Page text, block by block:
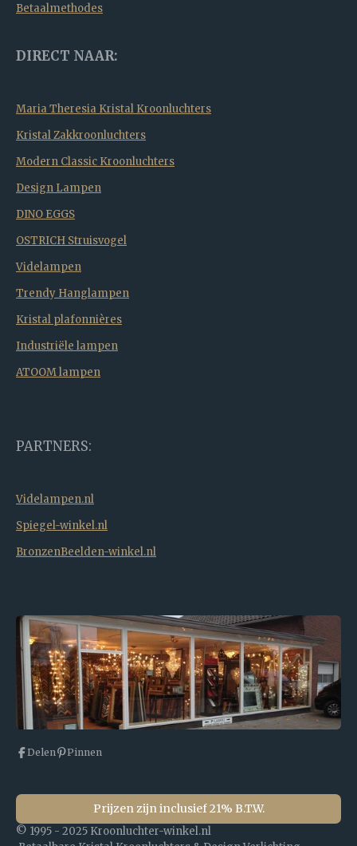
Betaalmethodes
DIRECT NAAR:
Maria Theresia Kristal Kroonluchters
Kristal Zakkroonluchters
Modern Classic Kroonluchters
Design Lampen
DINO EGGS
OSTRICH Struisvogel
Videlampen
Trendy Hanglampen
Kristal plafonnières
Industriële lampen
ATOOM lampen
PARTNERS:
Videlampen.nl
Spiegel-winkel.nl
BronzenBeelden-winkel.nl
Delen Pinnen
Prijzen zijn inclusief 21% B.T.W.
© 1995 - 2025 Kroonluchter-winkel.nl